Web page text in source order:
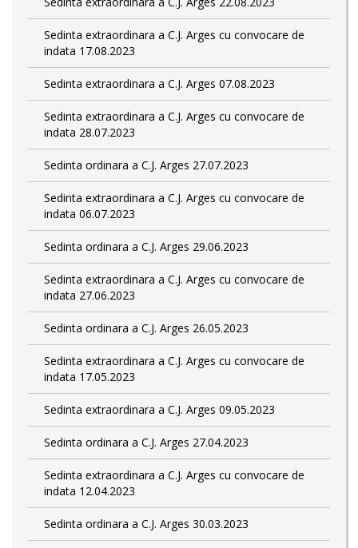
Sedinta extraordinara a C.J. Arges cu convocare de
indata 17.08.2023
Sedinta extraordinara a C.J. Arges 07.08.2023
Sedinta extraordinara a C.J. Arges cu convocare de
indata 28.07.2023
Sedinta ordinara a C.J. Arges 27.07.2023
Sedinta extraordinara a C.J. Arges cu convocare de
indata 06.07.2023
Sedinta ordinara a C.J. Arges 29.06.2023
Sedinta extraordinara a C.J. Arges cu convocare de
indata 27.06.2023
Sedinta ordinara a C.J. Arges 26.05.2023
Sedinta extraordinara a C.J. Arges cu convocare de
indata 17.05.2023
Sedinta extraordinara a C.J. Arges 09.05.2023
Sedinta ordinara a C.J. Arges 27.04.2023
Sedinta extraordinara a C.J. Arges cu convocare de
indata 12.04.2023
Sedinta ordinara a C.J. Arges 30.03.2023